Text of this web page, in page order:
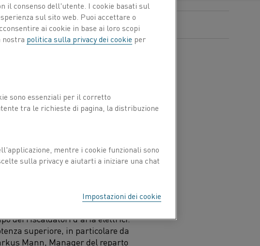
elevate e utilizzano bruciatori a
nei loro processi di
di carbonio, accelera i processi di
e riduce al minimo il rischio di
dei riscaldatori d'aria elettrici.
superiore, in particolare da
Mann, Manager del reparto
il consenso dell'utente. I cookie basati sul
sul sito web. Puoi accettare o
ai cookie in base ai loro scopi
nostra politica sulla privacy dei cookie per
sono essenziali per il corretto
tra le richieste di pagina, la distribuzione
mentre i cookie funzionali sono
sulla privacy e aiutarti a iniziare una chat
Impostazioni dei cookie